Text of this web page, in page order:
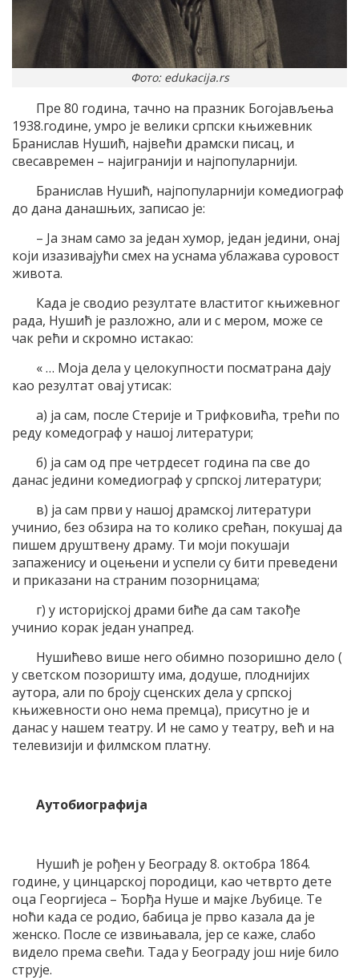
Фото: edukacija.rs
Пре 80 година, тачно на празник Богојављења
1938.године, умро је велики српски књижевник
Бранислав Нушић, највећи драмски писац, и
свесавремен – најигранији и најпопуларнији.
Бранислав Нушић, најпопуларнији комедиограф
до дана данашњих, записао је:
– Ја знам само за један хумор, један једини, онај
који изазивајући смех на уснама ублажава суровост
живота.
Када је сводио резултате властитог књижевног
рада, Нушић је разложно, али и с мером, може се
чак рећи и скромно истакао:
« … Моја дела у целокупности посматрана дају
као резултат овај утисак:
а) ја сам, после Стерије и Трифковића, трећи по
реду комедограф у нашој литератури;
б) ја сам од пре четрдесет година па све до
данас једини комедиограф у српској литератури;
в) ја сам први у нашој драмској литератури
учинио, без обзира на то колико срећан, покушај да
пишем друштвену драму. Ти моји покушаји
запаженису и оцењени и успели су бити преведени
и приказани на страним позорницама;
г) у историјској драми биће да сам такође
учинио корак један унапред.
Нушићево више него обимно позоришно дело (
у светском позоришту има, додуше, плоднијих
аутора, али по броју сценских дела у српској
књижевности оно нема премца), присутно је и
данас у нашем театру. И не само у театру, већ и на
телевизији и филмском платну.
Аутобиографија
Нушић је рођен у Београду 8. октобра 1864.
године, у цинцарској породици, као четврто дете
оца Георгијеса – Ђорђа Нуше и мајке Љубице. Те
ноћи када се родио, бабица је прво казала да је
женско. После се извињавала, јер се каже, слабо
видело према свећи. Тада у Београду још није било
струје.